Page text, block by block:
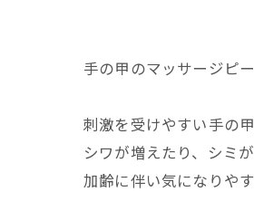
手の甲のマッサージピ
刺激を受けやすい手の甲
シワが増えたり、シミ
加齢に伴い気になりや